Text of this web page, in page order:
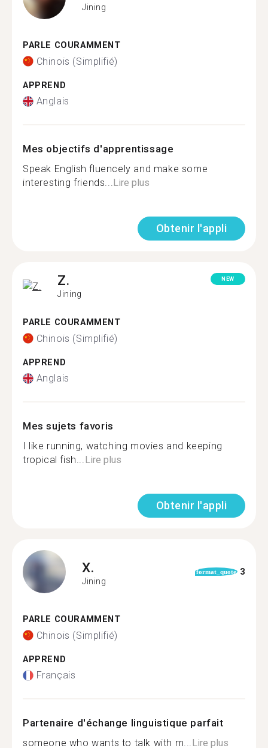
Jining
PARLE COURAMMENT
Chinois (Simplifié)
APPREND
Anglais
Mes objectifs d'apprentissage
Speak English fluencely and make some
interesting friends...Lire plus
Obtenir l'appli
Z.
Jining
NEW
PARLE COURAMMENT
Chinois (Simplifié)
APPREND
Anglais
Mes sujets favoris
I like running, watching movies and keeping
tropical fish...Lire plus
Obtenir l'appli
X.
Jining
format_quote 3
PARLE COURAMMENT
Chinois (Simplifié)
APPREND
Français
Partenaire d'échange linguistique parfait
someone who wants to talk with m...Lire plus